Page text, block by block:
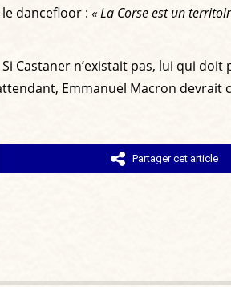
dancefloor : « La Corse est un
Castaner n’existait pas, lui qui
Emmanuel Macron
Partager cet article